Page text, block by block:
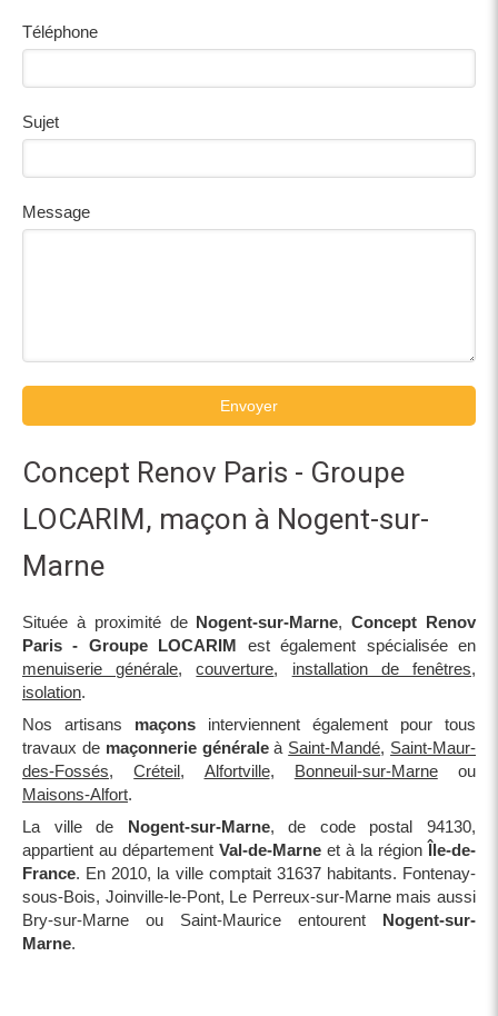
Téléphone
Sujet
Message
Envoyer
Concept Renov Paris - Groupe
LOCARIM, maçon à Nogent-sur-
Marne
Située à proximité de Nogent-sur-Marne,Concept Renov
Paris - Groupe LOCARIM est également spécialisée en
menuiserie générale,couverture, installation de fenêtres,
isolation.
Nos artisans maçons interviennent également pour tous
travaux de maçonnerie généraleà Saint-Mandé, Saint-Maur-
des-Fossés,Créteil, Alfortville, Bonneuil-sur-Marneou
Maisons-Alfort.
La ville de Nogent-sur-Marne, de code postal 94130,
appartient au département Val-de-Marne et à la région Île-de-
France. En 2010, la ville comptait 31637 habitants. Fontenay-
sous-Bois, Joinville-le-Pont, Le Perreux-sur-Marne mais aussi
Bry-sur-Marne ou Saint-Maurice entourent Nogent-sur-
Marne.